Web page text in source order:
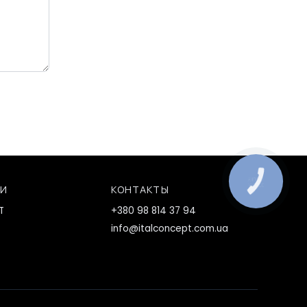
КОНТАКТЫ
+380 98 814 37 94
info@italconcept.com.ua
КНОПКА
ЗВ'ЯЗКУ